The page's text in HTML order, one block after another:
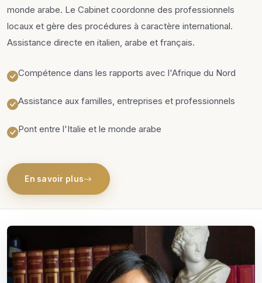
monde arabe. Le Cabinet coordonne des professionnels
locaux et gère des procédures à caractère international.
Assistance directe en italien, arabe et français.
Compétence dans les rapports avec l'Afrique du Nord
Assistance aux familles, entreprises et professionnels
Pont entre l'Italie et le monde arabe
En savoir plus